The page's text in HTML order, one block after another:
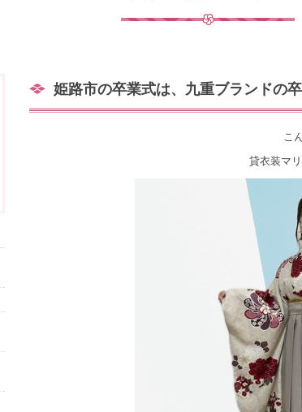
姫路市の卒業式は、九重ブランドの
こ
貸衣装マ